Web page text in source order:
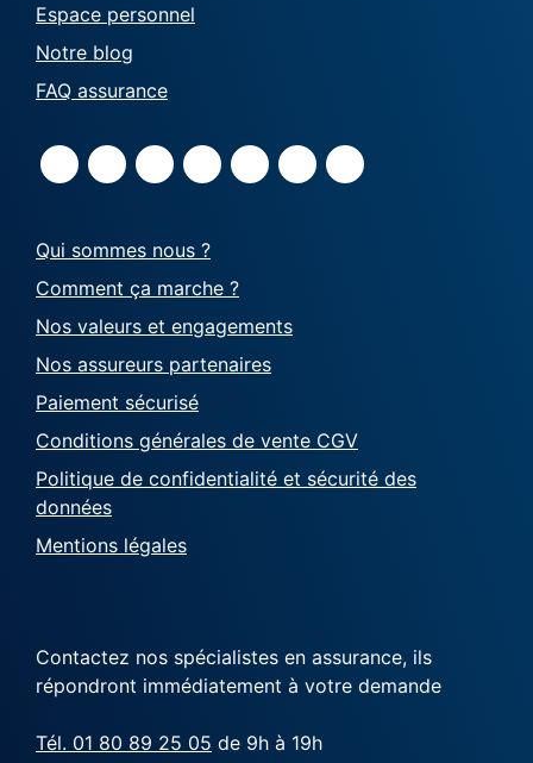
Espace personnel
Notre blog
FAQ assurance
Qui sommes nous ?
Comment ça marche ?
Nos valeurs et engagements
Nos assureurs partenaires
Paiement sécurisé
Conditions générales de vente CGV
Politique de confidentialité et sécurité des
données
Mentions légales
Contactez nos spécialistes en assurance, ils
répondront immédiatement à votre demande
Tél. 01 80 89 25 05 de 9h à 19h